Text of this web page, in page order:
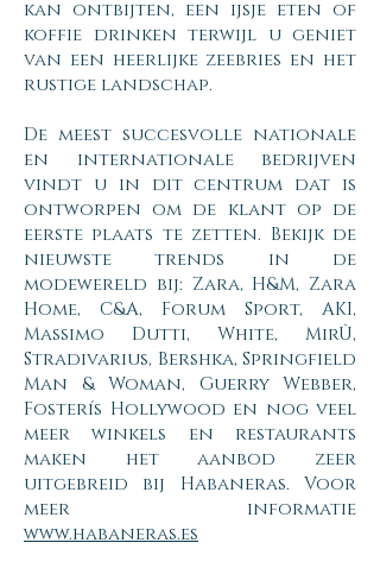
kan ontbijten, een ijsje eten of
koffie drinken terwijl u geniet
van een heerlijke zeebries en het
rustige landschap.
De meest succesvolle nationale
en internationale bedrijven
vindt u in dit centrum dat is
ontworpen om de klant op de
eerste plaats te zetten. Bekijk de
nieuwste trends in de
modewereld bij: Zara, H&M, Zara
Home, C&A, Forum Sport, AKI,
Massimo Dutti, White, MirÛ,
Stradivarius, Bershka, Springfield
Man & Woman, Guerry Webber,
Fosterís Hollywood en nog veel
meer winkels en restaurants
maken het aanbod zeer
uitgebreid bij Habaneras. Voor
meer informatie
www.habaneras.es